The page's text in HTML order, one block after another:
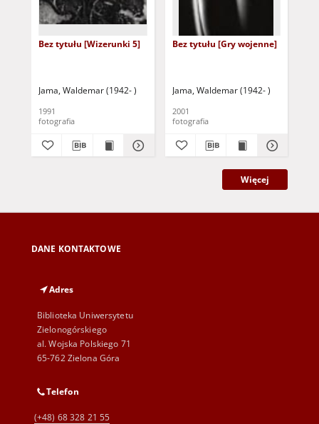
Bez tytułu [Wizerunki 5]
Jama, Waldemar (1942- )
1991
fotografia
Bez tytułu [Gry wojenne]
Jama, Waldemar (1942- )
2001
fotografia
Więcej
DANE KONTAKTOWE
Adres
Biblioteka Uniwersytetu
Zielonogórskiego
al. Wojska Polskiego 71
65-762 Zielona Góra
Telefon
(+48) 68 328 21 55